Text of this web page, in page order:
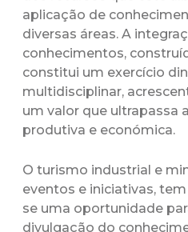
aplicação de
diversas áreas. A
conhecimentos,
constitui um exercício
multidisciplinar,
um valor que ultrapassa
produtiva e económica.
O turismo industrial e
eventos e iniciativas,
se uma oportunidade
divulgação do